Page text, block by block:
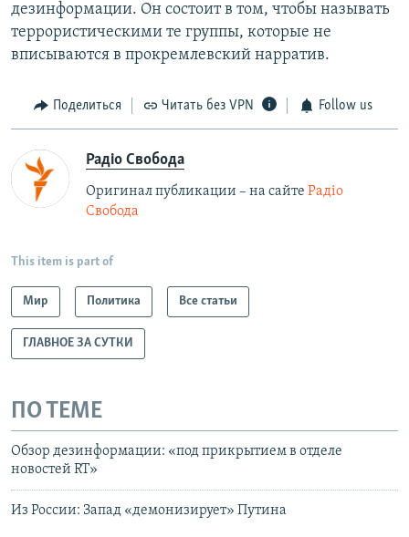
дезинформации. Он состоит в том, чтобы называть
террористическими те группы, которые не
вписываются в прокремлевский нарратив.
Поделиться Читать без VPN Follow us
Радіо Свобода
Оригинал публикации – на сайте Радіо
Свобода
This item is part of
Мир Политика Все статьи
ГЛАВНОЕ ЗА СУТКИ
ПО ТЕМЕ
Обзор дезинформации: «под прикрытием в отделе
новостей RT»
Из России: Запад «демонизирует» Путина